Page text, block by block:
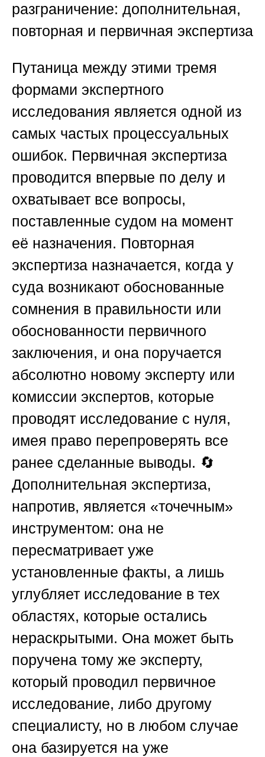
разграничение: дополнительная,
повторная и первичная экспертиза
Путаница между этими тремя
формами экспертного
исследования является одной из
самых частых процессуальных
ошибок. Первичная экспертиза
проводится впервые по делу и
охватывает все вопросы,
поставленные судом на момент
её назначения. Повторная
экспертиза назначается, когда у
суда возникают обоснованные
сомнения в правильности или
обоснованности первичного
заключения, и она поручается
абсолютно новому эксперту или
комиссии экспертов, которые
проводят исследование с нуля,
имея право перепроверять все
ранее сделанные выводы. 🔄
Дополнительная экспертиза,
напротив, является «точечным»
инструментом: она не
пересматривает уже
установленные факты, а лишь
углубляет исследование в тех
областях, которые остались
нераскрытыми. Она может быть
поручена тому же эксперту,
который проводил первичное
исследование, либо другому
специалисту, но в любом случае
она базируется на уже